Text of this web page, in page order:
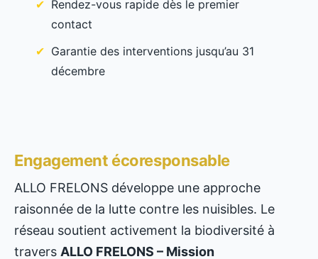
Rendez-vous rapide dès le premier
contact
Garantie des interventions jusqu’au 31
décembre
Engagement écoresponsable
ALLO FRELONS développe une approche
raisonnée de la lutte contre les nuisibles. Le
réseau soutient activement la biodiversité à
travers ALLO FRELONS – Mission